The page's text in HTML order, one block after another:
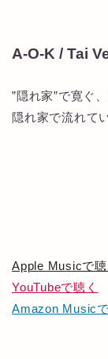
A-O-K / Tai
”隠れ家”で寛ぐ
隠れ家で流れて
Apple Musicで聴
YouTubeで聴く
Amazon Musicで